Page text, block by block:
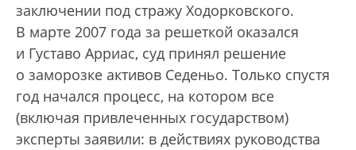
заключении под стражу Ходорковского.
В марте 2007 года за решеткой оказался
и Густаво Арриас, суд принял решение
о заморозке активов Седеньо. Только спустя
год начался процесс, на котором все
(включая привлеченных государством)
эксперты заявили: в действиях руководства